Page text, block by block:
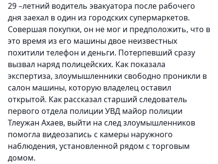
29 –летний водитель эвакуатора после рабочего
дня заехал в один из городских супермаркетов.
Совершая покупки, он не мог и предположить, что в
это время из его машины двое неизвестных
похитили телефон и деньги. Потерпевший сразу
вызвал наряд полицейских. Как показала
экспертиза, злоумышленники свободно проникли в
салон машины, которую владелец оставил
открытой. Как рассказал старший следователь
первого отдела полиции УВД майор полиции
Тлеужан Ахаев, выйти на след злоумышленников
помогла видеозапись с камеры наружного
наблюдения, установленной рядом с торговым
домом.